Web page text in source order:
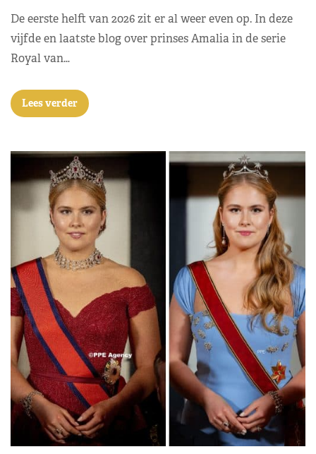
De eerste helft van 2026 zit er al weer even op. In deze
vijfde en laatste blog over prinses Amalia in de serie
Royal van…
Lees verder